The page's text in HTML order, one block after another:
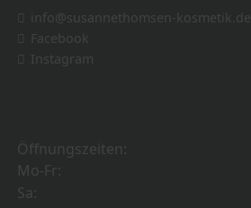
info@susannethomsen-kosmetik.de
Facebook
Instagram
Öffnungszeiten:
Mo-Fr:
Sa: